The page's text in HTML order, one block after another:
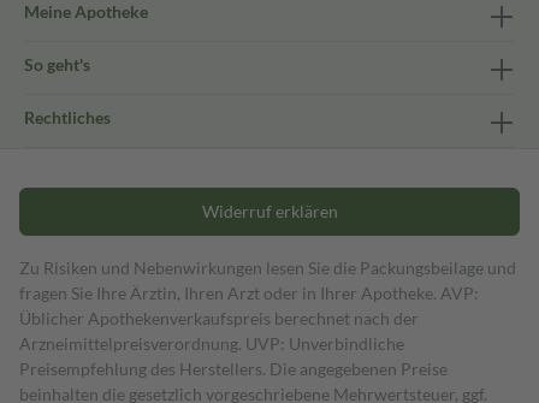
Meine Apotheke
So geht's
Rechtliches
Widerruf erklären
Zu Risiken und Nebenwirkungen lesen Sie die Packungsbeilage und
fragen Sie Ihre Ärztin, Ihren Arzt oder in Ihrer Apotheke. AVP:
Üblicher Apothekenverkaufspreis berechnet nach der
Arzneimittelpreisverordnung. UVP: Unverbindliche
Preisempfehlung des Herstellers. Die angegebenen Preise
beinhalten die gesetzlich vorgeschriebene Mehrwertsteuer, ggf.